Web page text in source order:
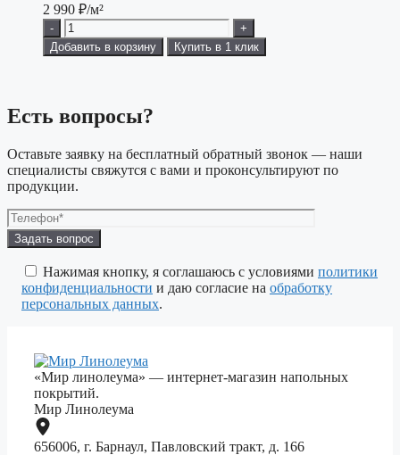
2 990 ₽/м²
-
+
Добавить в корзину
Купить в 1 клик
Есть вопросы?
Оставьте заявку на бесплатный обратный звонок — наши
специалисты свяжутся с вами и проконсультируют по
продукции.
Оставьте
это
поле
пустым.
Нажимая кнопку, я соглашаюсь с условиями политики
конфиденциальности и даю согласие на обработку
персональных данных.
«Мир линолеума» — интернет-магазин напольных
покрытий.
Мир Линолеума
656006, г. Барнаул, Павловский тракт, д. 166